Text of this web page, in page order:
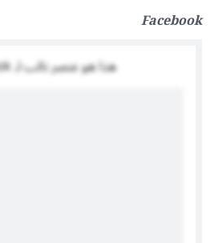
Facebook
هذا هو عنصر نائب لـ Facebook